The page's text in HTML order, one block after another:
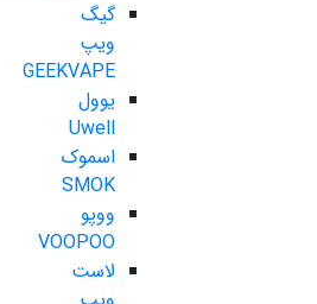
گیگ
ویپ
GEEKVAPE
یوول
Uwell
اسموک
SMOK
ووپو
VOOPOO
لاست